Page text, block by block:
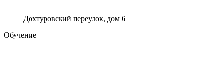
Дохтуровский переулок, дом 6
Обучение